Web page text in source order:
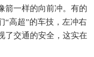
箭一样的向前冲。有的
“高超”的车技，左冲右
了交通的安全，这实在